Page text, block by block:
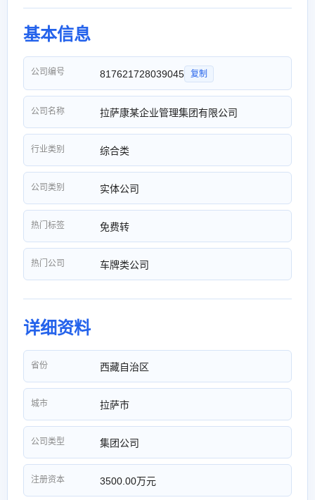
基本信息
公司编号 817621728039045 复制
公司名称 拉萨康某企业管理集团有限公司
行业类别 综合类
公司类别 实体公司
热门标签 免费转
热门公司 车牌类公司
详细资料
省份 西藏自治区
城市 拉萨市
公司类型 集团公司
注册资本 3500.00万元